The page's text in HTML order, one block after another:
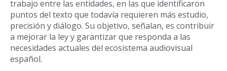
trabajo entre las entidades, en las que identificaron
puntos del texto que todavía requieren más estudio,
precisión y diálogo. Su objetivo, señalan, es contribuir
a mejorar la ley y garantizar que responda a las
necesidades actuales del ecosistema audiovisual
español.